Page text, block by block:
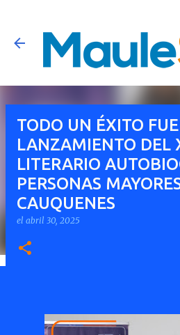
Ir al contenido
TODO UN ÉXITO
LANZAMIENTO DEL
LITERARIO
PERSONAS
CAUQUENES
el abril 30, 2025